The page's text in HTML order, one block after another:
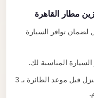
مطار القاهرة
الأقل لضمان توافر السيارة
المناسبة لك.
في رحلات المغادرة، اخرج من المنزل قبل موعد الطائرة بـ 3